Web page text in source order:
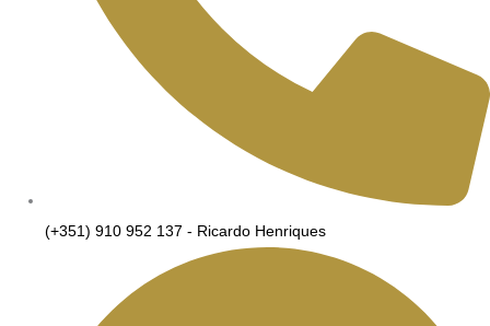
(+351) 910 952 137 - Ricardo Henriques